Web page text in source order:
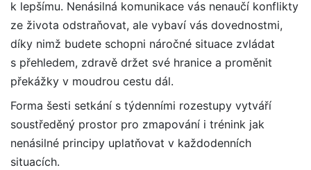
k lepšímu. Nenásilná komunikace vás nenaučí konflikty
ze života odstraňovat, ale vybaví vás dovednostmi,
díky nimž budete schopni náročné situace zvládat
s přehledem, zdravě držet své hranice a proměnit
překážky v moudrou cestu dál.
Forma šesti setkání s týdenními rozestupy vytváří
soustředěný prostor pro zmapování i trénink jak
nenásilné principy uplatňovat v každodenních
situacích.